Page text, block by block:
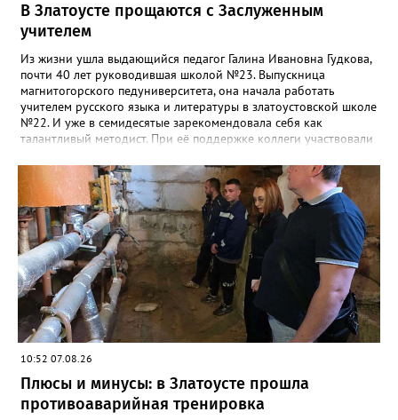
В Златоусте прощаются с Заслуженным
учителем
Из жизни ушла выдающийся педагог Галина Ивановна Гудкова,
почти 40 лет руководившая школой №23. Выпускница
магнитогорского педуниверситета, она начала работать
учителем русского языка и литературы в златоустовской школе
№22. И уже в семидесятые зарекомендовала себя как
талантливый методист. При её поддержке коллеги участвовали
«Благодаря её мудрому руководству в школе сформировался
сильный педагогический коллектив, объединённый общими
ценностями и любовью к своему делу. Для многих Галина
Ивановна навсегда останется не только талантливым
руководителем, но и настоящим Учителем с большой буквы», -
говорится в сообществе школы №23 во ВКонтакте. Свои
соболезнования семье Галины Ивановны выразил глава
Златоуста Олег Решетников. «Её вклад зафиксирован в
важнейших документах школы, но главное - он остался в
людях: в тех учителях, которых она поддержала, в тех
учениках, которых она вдохновила. Заслуженный учитель РФ,
«Отличник народного просвещения», обладатель медали «За
доблестный труд», Галина Ивановна оставила не только
награды и документы, но и работающий, живой механизм
школы, который продолжает жить её принципами», - говорится
в некрологе.
10:52 07.08.26
Плюсы и минусы: в Златоусте прошла
противоаварийная тренировка